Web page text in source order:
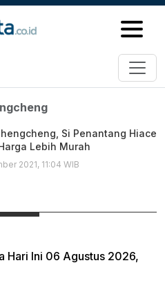
Si Penantang Hiace
Lebih Murah
2021, 11:04 WIB
Hari Ini 06 Agustus 2026,